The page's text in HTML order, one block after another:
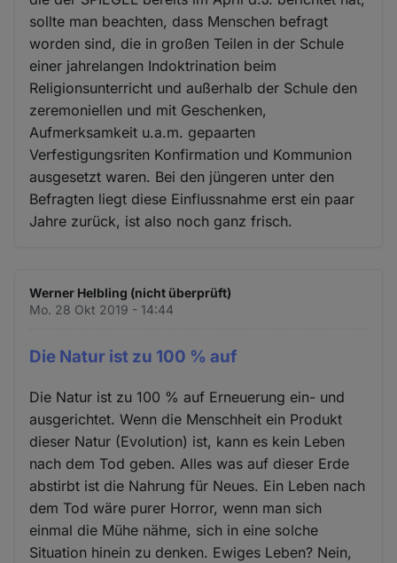
sollte man beachten, dass Menschen befragt
worden sind, die in großen Teilen in der Schule
einer jahrelangen Indoktrination beim
Religionsunterricht und außerhalb der Schule den
zeremoniellen und mit Geschenken,
Aufmerksamkeit u.a.m. gepaarten
Verfestigungsriten Konfirmation und Kommunion
ausgesetzt waren. Bei den jüngeren unter den
Befragten liegt diese Einflussnahme erst ein paar
Jahre zurück, ist also noch ganz frisch.
Werner Helbling (nicht überprüft)
Mo. 28 Okt 2019 - 14:44
Die Natur ist zu 100 % auf
Die Natur ist zu 100 % auf Erneuerung ein- und
ausgerichtet. Wenn die Menschheit ein Produkt
dieser Natur (Evolution) ist, kann es kein Leben
nach dem Tod geben. Alles was auf dieser Erde
abstirbt ist die Nahrung für Neues. Ein Leben nach
dem Tod wäre purer Horror, wenn man sich
einmal die Mühe nähme, sich in eine solche
Situation hinein zu denken. Ewiges Leben? Nein,